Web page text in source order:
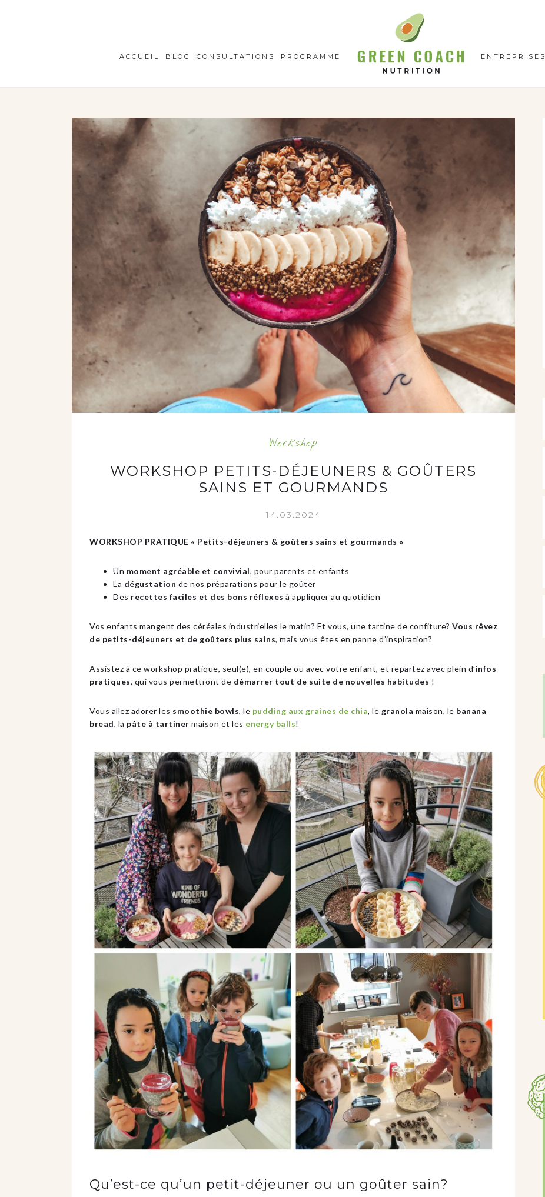
ACCUEIL BLOG CONSULTATIONS PROGRAMME
GCN
ENTREPRISES
Workshop
WORKSHOP PETITS-DÉJEUNERS & GOÛTERS
SAINS ET GOURMANDS
14.03.2024
WORKSHOP PRATIQUE « Petits-déjeuners & goûters sains et gourmands »
Un moment agréable et convivial, pour parents et enfants
La dégustation de nos préparations pour le goûter
Des recettes faciles et des bons réflexes à appliquer au quotidien
Vos enfants mangent des céréales industrielles le matin? Et vous, une tartine de confiture? Vous rêvez
de petits-déjeuners et de goûters plus sains, mais vous êtes en panne d’inspiration?
Assistez à ce workshop pratique, seul(e), en couple ou avec votre enfant, et repartez avec plein d’infos
pratiques, qui vous permettront de démarrer tout de suite de nouvelles habitudes !
Vous allez adorer les smoothie bowls, le pudding aux graines de chia, le granola maison, le banana
bread, la pâte à tartiner maison et les energy balls!
Qu’est-ce qu’un petit-déjeuner ou un goûter sain?